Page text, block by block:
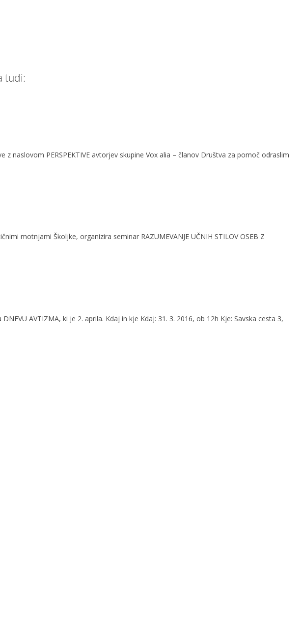
tudi:
naslovom PERSPEKTIVE avtorjev skupine Vox alia – članov Društva za pomoč odraslim
motnjami Školjke, organizira seminar RAZUMEVANJE UČNIH STILOV OSEB Z
AVTIZMA, ki je 2. aprila. Kdaj in kje Kdaj: 31. 3. 2016, ob 12h Kje: Savska cesta 3,